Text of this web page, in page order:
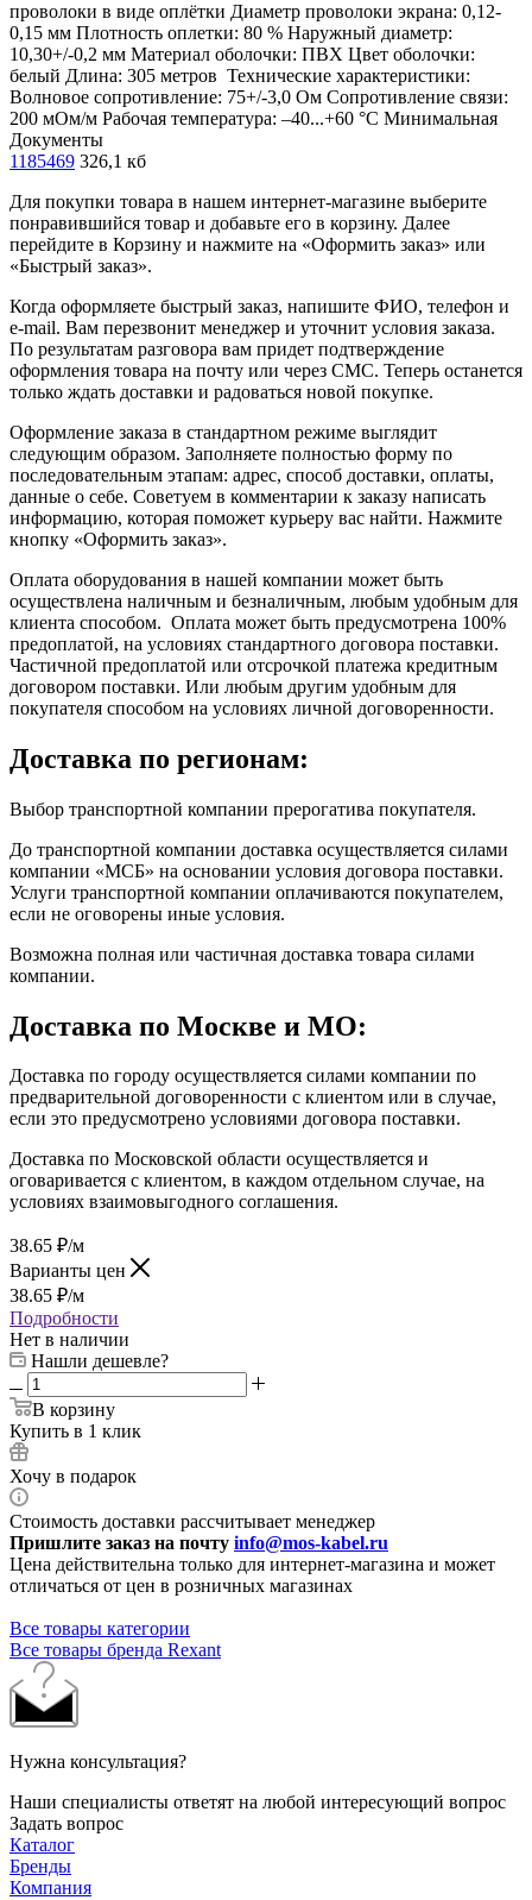
проволоки в виде оплётки Диаметр проволоки экрана: 0,12-
0,15 мм Плотность оплетки: 80 % Наружный диаметр:
10,30+/-0,2 мм Материал оболочки: ПВХ Цвет оболочки:
белый Длина: 305 метров Технические характеристики:
Волновое сопротивление: 75+/-3,0 Ом Сопротивление связи:
200 мОм/м Рабочая температура: –40...+60 °С Минимальная
Документы
1185469 326,1 кб
Для покупки товара в нашем интернет-магазине выберите
понравившийся товар и добавьте его в корзину. Далее
перейдите в Корзину и нажмите на «Оформить заказ» или
«Быстрый заказ».
Когда оформляете быстрый заказ, напишите ФИО, телефон и
e-mail. Вам перезвонит менеджер и уточнит условия заказа.
По результатам разговора вам придет подтверждение
оформления товара на почту или через СМС. Теперь останется
только ждать доставки и радоваться новой покупке.
Оформление заказа в стандартном режиме выглядит
следующим образом. Заполняете полностью форму по
последовательным этапам: адрес, способ доставки, оплаты,
данные о себе. Советуем в комментарии к заказу написать
информацию, которая поможет курьеру вас найти. Нажмите
кнопку «Оформить заказ».
Оплата оборудования в нашей компании может быть
осуществлена наличным и безналичным, любым удобным для
клиента способом. Оплата может быть предусмотрена 100%
предоплатой, на условиях стандартного договора поставки.
Частичной предоплатой или отсрочкой платежа кредитным
договором поставки. Или любым другим удобным для
покупателя способом на условиях личной договоренности.
Доставка по регионам:
Выбор транспортной компании прерогатива покупателя.
До транспортной компании доставка осуществляется силами
компании «МСБ» на основании условия договора поставки.
Услуги транспортной компании оплачиваются покупателем,
если не оговорены иные условия.
Возможна полная или частичная доставка товара силами
компании.
Доставка по Москве и МО:
Доставка по городу осуществляется силами компании по
предварительной договоренности с клиентом или в случае,
если это предусмотрено условиями договора поставки.
Доставка по Московской области осуществляется и
оговаривается с клиентом, в каждом отдельном случае, на
условиях взаимовыгодного соглашения.
38.65 ₽/м
Варианты цен
38.65 ₽/м
Подробности
Нет в наличии
Нашли дешевле?
В корзину
Купить в 1 клик
Хочу в подарок
Стоимость доставки рассчитывает менеджер
Пришлите заказ на почту info@mos-kabel.ru
Цена действительна только для интернет-магазина и может
отличаться от цен в розничных магазинах
Все товары категории
Все товары бренда Rexant
Нужна консультация?
Наши специалисты ответят на любой интересующий вопрос
Задать вопрос
Каталог
Бренды
Компания